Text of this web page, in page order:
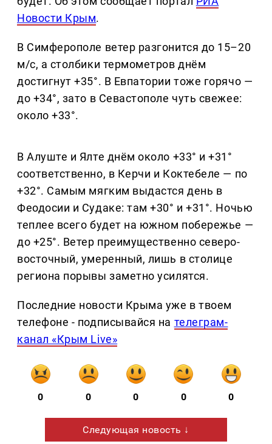
Новости Крым.
В Симферополе ветер разгонится до 15–20
м/с, а столбики термометров днём
достигнут +35°. В Евпатории тоже горячо —
до +34°, зато в Севастополе чуть свежее:
около +33°.
В Алуште и Ялте днём около +33° и +31°
соответственно, в Керчи и Коктебеле — по
+32°. Самым мягким выдастся день в
Феодосии и Судаке: там +30° и +31°. Ночью
теплее всего будет на южном побережье —
до +25°. Ветер преимущественно северо-
восточный, умеренный, лишь в столице
региона порывы заметно усилятся.
Последние новости Крыма уже в твоем
телефоне - подписывайся на телеграм-
канал «Крым Live»
0 0 0 0 0
Следующая новость ↓